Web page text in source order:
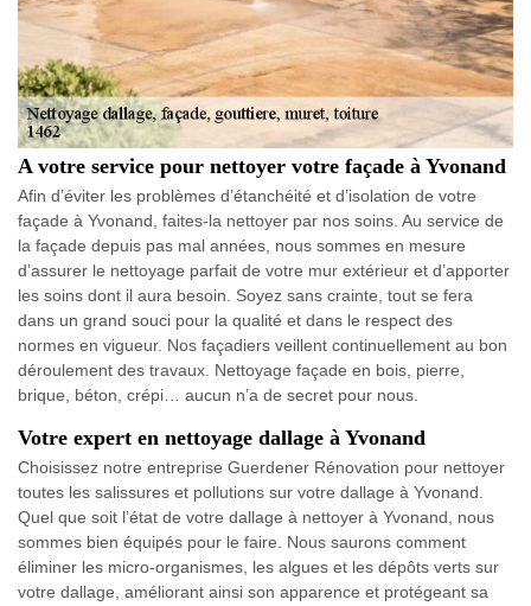
A votre service pour nettoyer votre façade à Yvonand
Afin d’éviter les problèmes d’étanchéité et d’isolation de votre
façade à Yvonand, faites-la nettoyer par nos soins. Au service de
la façade depuis pas mal années, nous sommes en mesure
d’assurer le nettoyage parfait de votre mur extérieur et d’apporter
les soins dont il aura besoin. Soyez sans crainte, tout se fera
dans un grand souci pour la qualité et dans le respect des
normes en vigueur. Nos façadiers veillent continuellement au bon
déroulement des travaux. Nettoyage façade en bois, pierre,
brique, béton, crépi… aucun n’a de secret pour nous.
Votre expert en nettoyage dallage à Yvonand
Choisissez notre entreprise Guerdener Rénovation pour nettoyer
toutes les salissures et pollutions sur votre dallage à Yvonand.
Quel que soit l’état de votre dallage à nettoyer à Yvonand, nous
sommes bien équipés pour le faire. Nous saurons comment
éliminer les micro-organismes, les algues et les dépôts verts sur
votre dallage, améliorant ainsi son apparence et protégeant sa